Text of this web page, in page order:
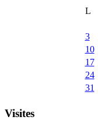
L
3
10
17
24
31
Visites